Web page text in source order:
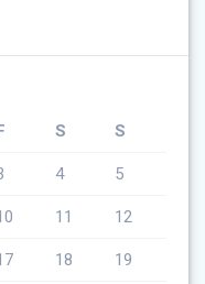
S S
4 5
11 12
18 19